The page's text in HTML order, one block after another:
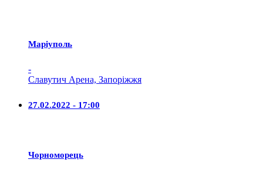
Маріуполь
-
Славутич Арена, Запоріжжя
27.02.2022 - 17:00
Чорноморець